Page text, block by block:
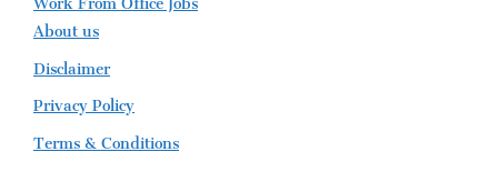
About us
Disclaimer
Privacy Policy
Terms & Conditions